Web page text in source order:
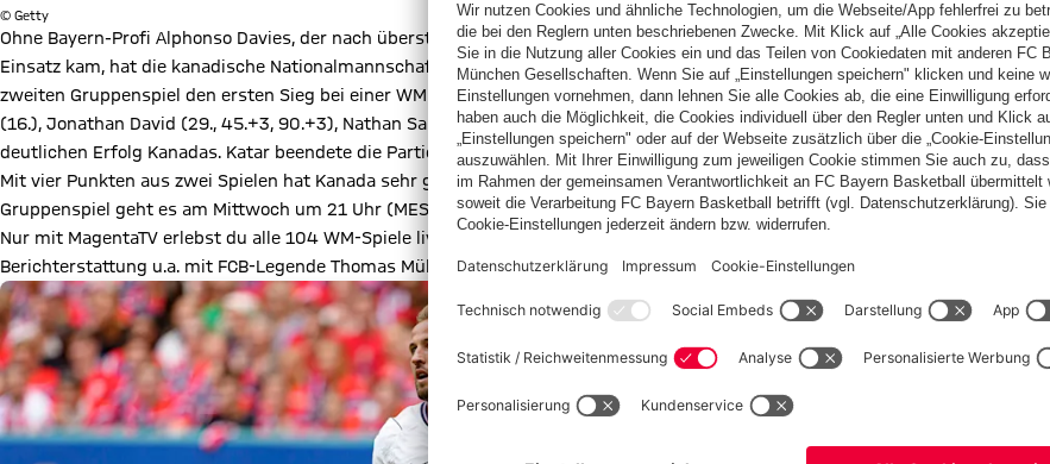
© Getty
Ohne Bayern-Profi Alphonso Davies, der nach überstandener Muskelverletzung zwar im Spielkader stand, allerdings nicht zum
Einsatz kam, hat die kanadische Nationalmannschaft einen historischen Erfolg gefeiert. Die Nordamerikaner bejubelten im
zweiten Gruppenspiel den ersten Sieg bei einer WM überhaupt. Gegen Katar setzten sich die Kanadier mit 6:0 durch. Cyle Larin
(16.), Jonathan David (29., 45.+3, 90.+3), Nathan Saliba (64.) und ein Eigentor von Mohammad Al Mannai sorgten für den
deutlichen Erfolg Kanadas. Katar beendete die Partie nach zwei Roten Karten (33./51. Minute) allerdings nur zu neunt.
Mit vier Punkten aus zwei Spielen hat Kanada sehr gute Aussichten auf die Qualifikation für die K.o.-Phase. Im abschließenden
Gruppenspiel geht es am Mittwoch um 21 Uhr (MESZ) gegen die Schweiz
Nur mit MagentaTV erlebst du alle 104 WM-Spiele live – 44 davon exklusiv. Außerdem kannst du dich auf eine exzellente Live-
Berichterstattung u.a. mit FCB-Legende Thomas Müller freuen!Alle Infos| Anzeige